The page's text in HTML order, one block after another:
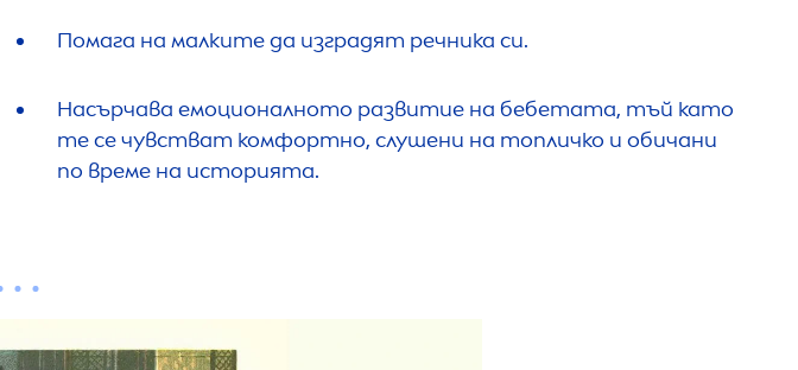
Помага на малките да изградят речника си.
Насърчава емоционалното развитие на бебетата, тъй като
те се чувстват комфортно, слушени на топличко и обичани
по време на историята.